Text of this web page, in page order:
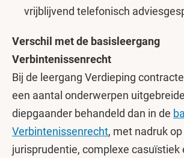
vrijblijvend telefonisch
Verschil met de basisleergang
Verbintenissenrecht
Bij de leergang Verdieping
een aantal onderwerpen
diepgaander behandeld dan in de
Verbintenissenrecht, met nadruk
jurisprudentie, complexe casuïstiek